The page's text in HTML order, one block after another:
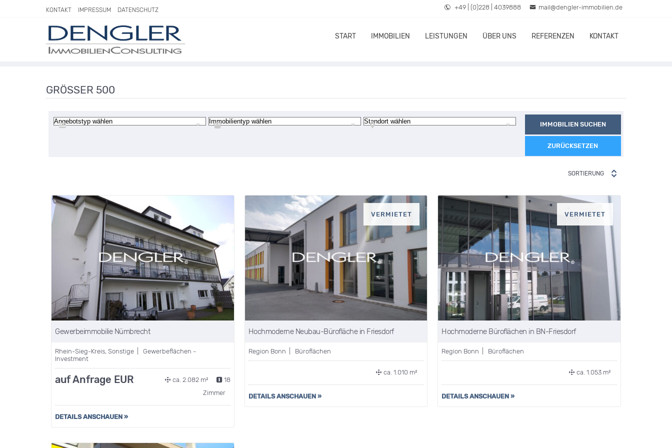
Direkt zum Inhalt springen
KONTAKT IMPRESSUM DATENSCHUTZ +49 | (0)228 | 4039888 mail@dengler-immobilien.de
START IMMOBILIEN LEISTUNGEN ÜBER UNS REFERENZEN KONTAKT
GRÖSSER 500
IMMOBILIEN SUCHEN
ZURÜCKSETZEN
SORTIERUNG
Gewerbeimmobilie Nümbrecht
Rhein-Sieg-Kreis, Sonstige | Gewerbeflächen -
Investment
auf Anfrage EUR ca. 2.082 m²
18
Zimmer
DETAILS ANSCHAUEN »
VERMIETET
Hochmoderne Neubau-Bürofläche in Friesdorf
Region Bonn | Büroflächen
ca. 1.010 m²
DETAILS ANSCHAUEN »
VERMIETET
Hochmoderne Büroflächen in BN-Friesdorf
Region Bonn | Büroflächen
ca. 1.053 m²
DETAILS ANSCHAUEN »